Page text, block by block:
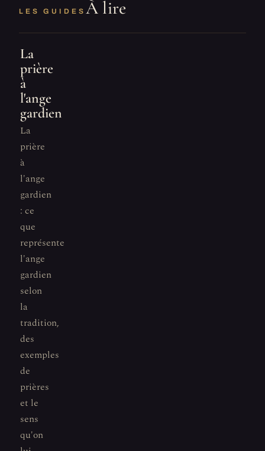
LES GUIDES À lire
La
prière
à
l'ange
gardien
La
prière
à
l'ange
gardien
: ce
que
représente
l'ange
gardien
selon
la
tradition,
des
exemples
de
prières
et le
sens
qu'on